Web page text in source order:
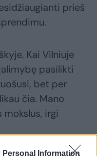
Personal Information
prieš
Kai Vilniuje
pasilikti
bet per
čia. Mano
mokslus, irgi